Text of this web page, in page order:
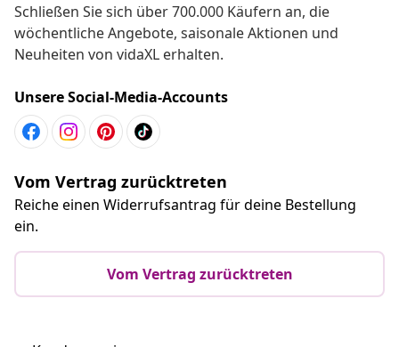
Schließen Sie sich über 700.000 Käufern an, die
wöchentliche Angebote, saisonale Aktionen und
Neuheiten von vidaXL erhalten.
Unsere Social-Media-Accounts
Vom Vertrag zurücktreten
Reiche einen Widerrufsantrag für deine Bestellung
ein.
Vom Vertrag zurücktreten